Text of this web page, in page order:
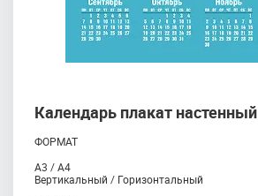
Календарь плакат настенный
ФОРМАТ
А3 / А4
Вертикальный / Горизонтальный